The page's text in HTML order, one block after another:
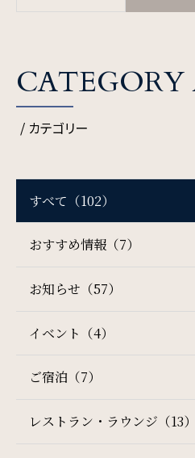
FAQ
よくある質問
SDGsへの取り組み
Recruit
Contact
オンライン
CATEGORY
/ カテゴリー
すべて（102）
おすすめ情報（7）
お知らせ（57）
イベント（4）
ご宿泊（7）
レストラン・ラウンジ（13）